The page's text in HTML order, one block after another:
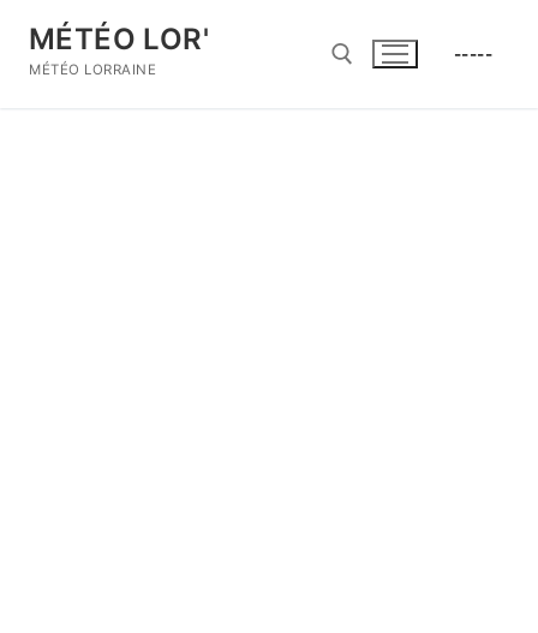
contenu
MÉTÉO LOR'
MÉTÉO LORRAINE
-----